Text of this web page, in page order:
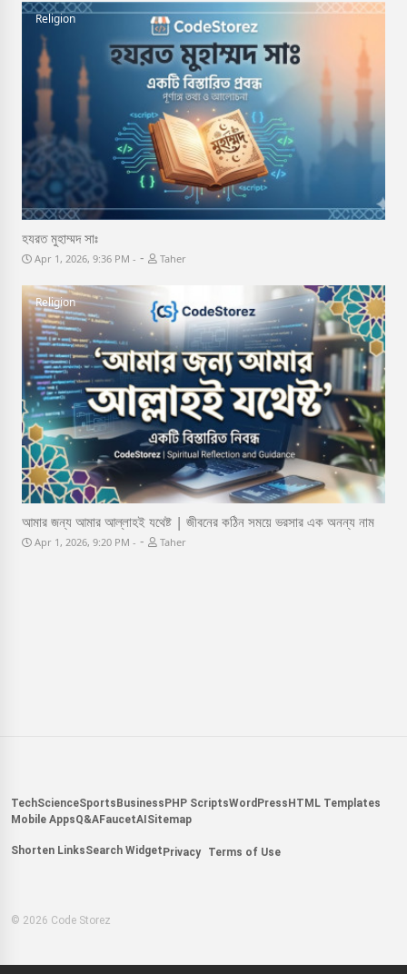
Religion
হযরত মুহাম্মদ সাঃ
Apr 1, 2026, 9:36 PM - Taher
Religion
আমার জন্য আমার আল্লাহই যথেষ্ট | জীবনের কঠিন সময়ে ভরসার এক অনন্য নাম
Apr 1, 2026, 9:20 PM - Taher
TechScienceSports Business PHP ScriptsWordPress HTML Templates
Mobile AppsQ&AFaucetAI Sitemap
Shorten LinksSearch Widget Privacy Terms of Use
© 2026 Code Storez